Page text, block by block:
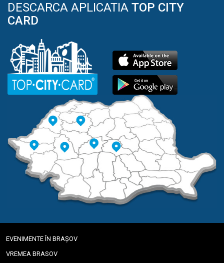
DESCARCA APLICATIA TOP CITY
CARD
EVENIMENTE ÎN BRAȘOV
VREMEA BRASOV